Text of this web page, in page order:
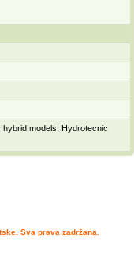
hybrid models, Hydrotecnic
Sva prava zadržana.